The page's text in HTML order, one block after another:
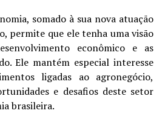
somado à sua nova atuação
permite que ele tenha uma visão
econômico e as
Ele mantém especial interesse
ligadas ao agronegócio,
e desafios deste setor
brasileira.